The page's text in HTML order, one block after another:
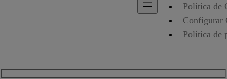
Política de
Configurar
Política de